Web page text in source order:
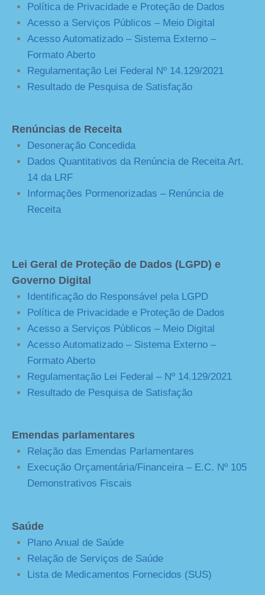
Política de Privacidade e Proteção de Dados
Acesso a Serviços Públicos – Meio Digital
Acesso Automatizado – Sistema Externo –
Formato Aberto
Regulamentação Lei Federal Nº 14.129/2021
Resultado de Pesquisa de Satisfação
Renúncias de Receita
Desoneração Concedida
Dados Quantitativos da Renúncia de Receita Art.
14 da LRF
Informações Pormenorizadas – Renúncia de
Receita
Lei Geral de Proteção de Dados (LGPD) e
Governo Digital
Identificação do Responsável pela LGPD
Política de Privacidade e Proteção de Dados
Acesso a Serviços Públicos – Meio Digital
Acesso Automatizado – Sistema Externo –
Formato Aberto
Regulamentação Lei Federal – Nº 14.129/2021
Resultado de Pesquisa de Satisfação
Emendas parlamentares
Relação das Emendas Parlamentares
Execução Orçamentária/Financeira – E.C. Nº 105
Demonstrativos Fiscais
Saúde
Plano Anual de Saúde
Relação de Serviços de Saúde
Lista de Medicamentos Fornecidos (SUS)